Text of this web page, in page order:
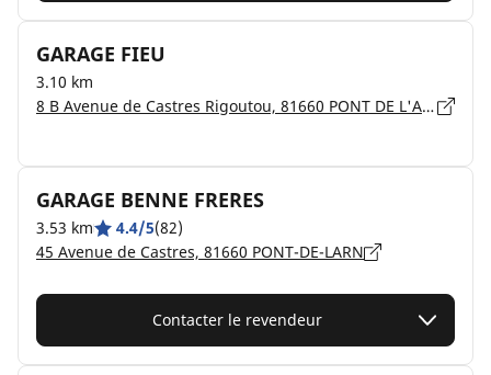
GARAGE FIEU
3.10 km
8 B Avenue de Castres Rigoutou, 81660 PONT DE L'ARN
GARAGE BENNE FRERES
3.53 km 4.4/5(82)
45 Avenue de Castres, 81660 PONT-DE-LARN
Contacter le revendeur